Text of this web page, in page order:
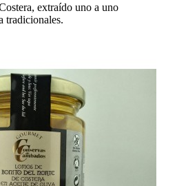
extraído uno a uno
tradicionales.